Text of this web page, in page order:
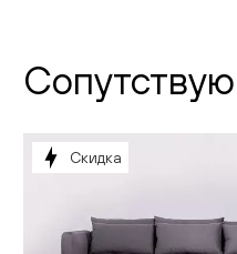
Скидка